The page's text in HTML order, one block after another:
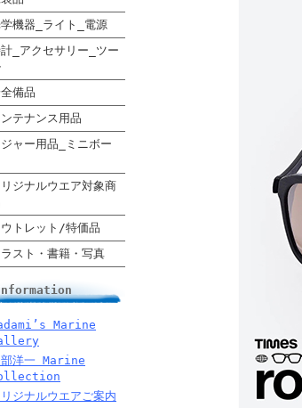
機器_ライト_電源
_アクセサリー_ツー
備品
ンテナンス用品
ジャー用品_ミニボー
ジナルウエア対象商
トレット/特価品
スト・書籍・写真
Marine
部洋一 Marine
ジナルウエアご案内